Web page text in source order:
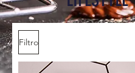
Filtro